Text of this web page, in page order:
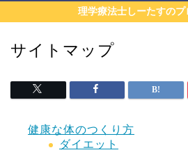
理学療法士しーたすのプ
サイトマップ
健康な体のつくり方
ダイエット